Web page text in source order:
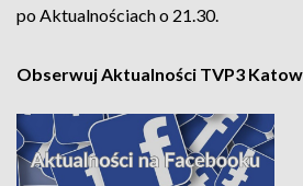
po Aktualnościach o 21.30.
Obserwuj Aktualności TVP3